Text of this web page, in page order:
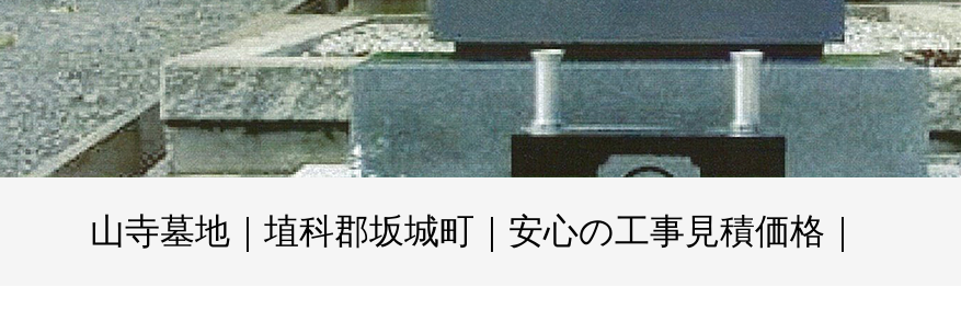
山寺墓地｜埴科郡坂城町｜安心の工事見積価格｜